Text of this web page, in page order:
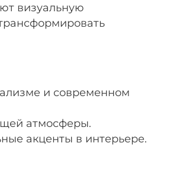
визуальную
и современном
атмосферы.
акценты в интерьере.